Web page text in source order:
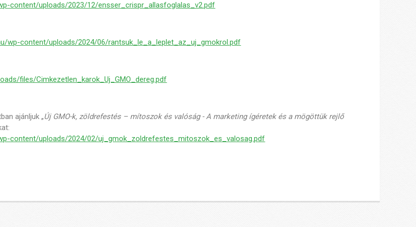
content/uploads/2023/12/ensser_crispr_allasfoglalas_v2.pdf
wp-content/uploads/2024/06/rantsuk_le_a_leplet_az_uj_gmokrol.pdf
files/Cimkezetlen_karok_Uj_GMO_dereg.pdf
ajánljuk „Új GMO-k, zöldrefestés – mítoszok és valóság - A marketing ígéretek és a mögöttük rejlő
content/uploads/2024/02/uj_gmok_zoldrefestes_mitoszok_es_valosag.pdf